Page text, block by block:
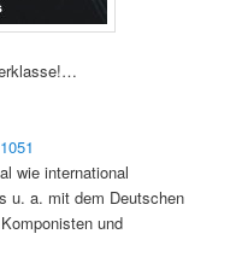
…
wie international
u. a. mit dem Deutschen
und